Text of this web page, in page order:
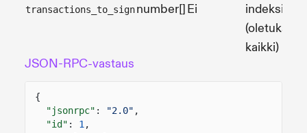
transactions_to_signnumber[]Ei
indeksit
(oletuksena
kaikki)
JSON-RPC-vastaus
{
"jsonrpc" : "2.0" ,
"id" : 1 ,